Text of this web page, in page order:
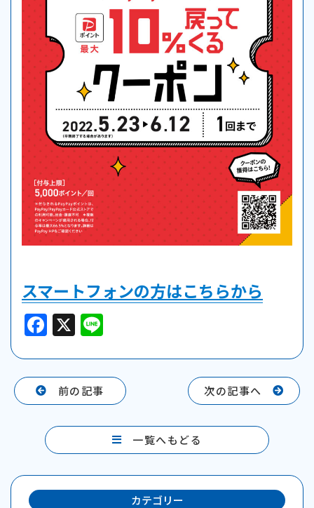
スマートフォンの方はこちらから
F
a
c
e
b
o
o
k
X
e
前の記事
一覧へもどる
次の記事へ
カテゴリー